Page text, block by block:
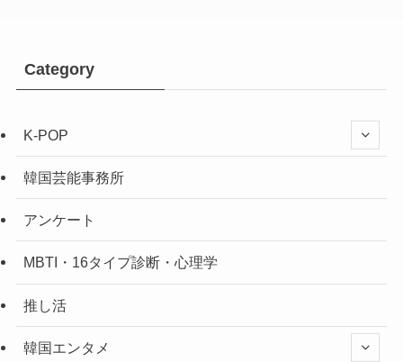
Category
K-POP
韓国芸能事務所
アンケート
MBTI・16タイプ診断・心理学
推し活
韓国エンタメ